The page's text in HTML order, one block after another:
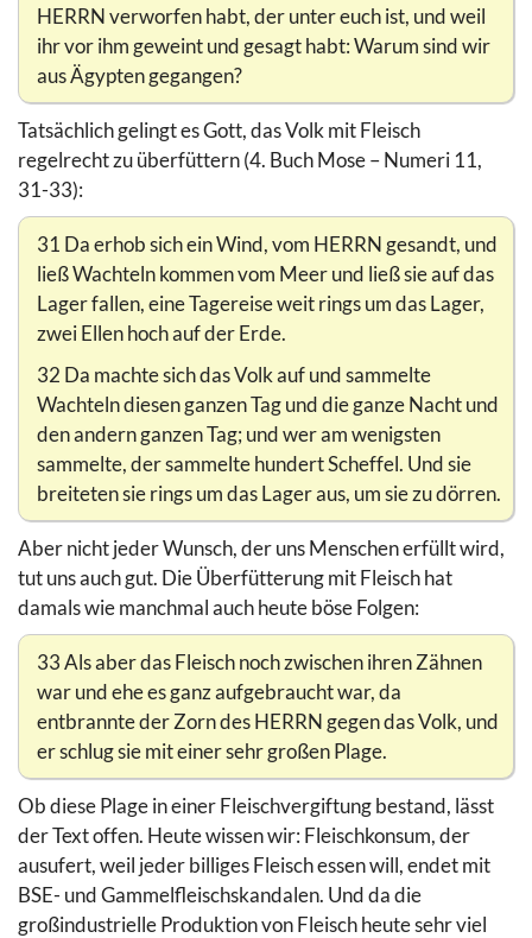
HERRN verworfen habt, der unter euch ist, und weil
ihr vor ihm geweint und gesagt habt: Warum sind wir
aus Ägypten gegangen?
Tatsächlich gelingt es Gott, das Volk mit Fleisch
regelrecht zu überfüttern (4. Buch Mose – Numeri 11,
31-33):
31 Da erhob sich ein Wind, vom HERRN gesandt, und
ließ Wachteln kommen vom Meer und ließ sie auf das
Lager fallen, eine Tagereise weit rings um das Lager,
zwei Ellen hoch auf der Erde.
32 Da machte sich das Volk auf und sammelte
Wachteln diesen ganzen Tag und die ganze Nacht und
den andern ganzen Tag; und wer am wenigsten
sammelte, der sammelte hundert Scheffel. Und sie
breiteten sie rings um das Lager aus, um sie zu dörren.
Aber nicht jeder Wunsch, der uns Menschen erfüllt wird,
tut uns auch gut. Die Überfütterung mit Fleisch hat
damals wie manchmal auch heute böse Folgen:
33 Als aber das Fleisch noch zwischen ihren Zähnen
war und ehe es ganz aufgebraucht war, da
entbrannte der Zorn des HERRN gegen das Volk, und
er schlug sie mit einer sehr großen Plage.
Ob diese Plage in einer Fleischvergiftung bestand, lässt
der Text offen. Heute wissen wir: Fleischkonsum, der
ausufert, weil jeder billiges Fleisch essen will, endet mit
BSE- und Gammelfleischskandalen. Und da die
großindustrielle Produktion von Fleisch heute sehr viel